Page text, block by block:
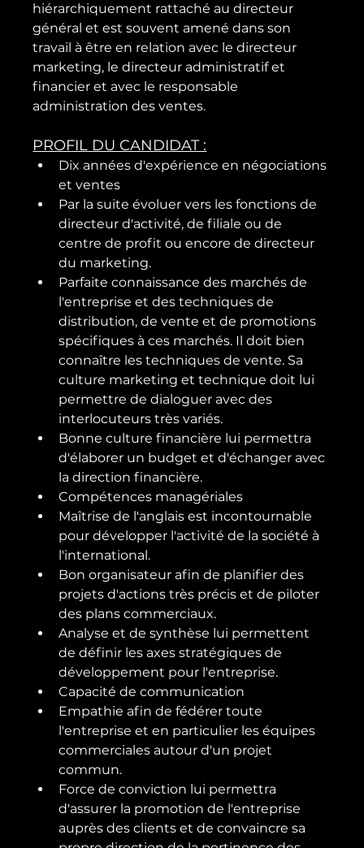
hiérarchiquement rattaché au directeur
général et est souvent amené dans son
travail à être en relation avec le directeur
marketing, le directeur administratif et
financier et avec le responsable
PROFIL DU CANDIDAT :
Dix années d'expérience en négociations
et ventes
Par la suite évoluer vers les fonctions de
directeur d'activité, de filiale ou de
centre de profit ou encore de directeur
du marketing.
Parfaite connaissance des marchés de
l'entreprise et des techniques de
distribution, de vente et de promotions
spécifiques à ces marchés. Il doit bien
connaître les techniques de vente. Sa
culture marketing et technique doit lui
permettre de dialoguer avec des
interlocuteurs très variés.
Bonne culture financière lui permettra
d'élaborer un budget et d'échanger avec
la direction financière.
Compétences managériales
Maîtrise de l'anglais est incontournable
pour développer l'activité de la société à
l'international.
Bon organisateur afin de planifier des
projets d'actions très précis et de piloter
des plans commerciaux.
Analyse et de synthèse lui permettent
de définir les axes stratégiques de
développement pour l'entreprise.
Capacité de communication
Empathie afin de fédérer toute
l'entreprise et en particulier les équipes
commerciales autour d'un projet
commun.
Force de conviction lui permettra
d'assurer la promotion de l'entreprise
auprès des clients et de convaincre sa